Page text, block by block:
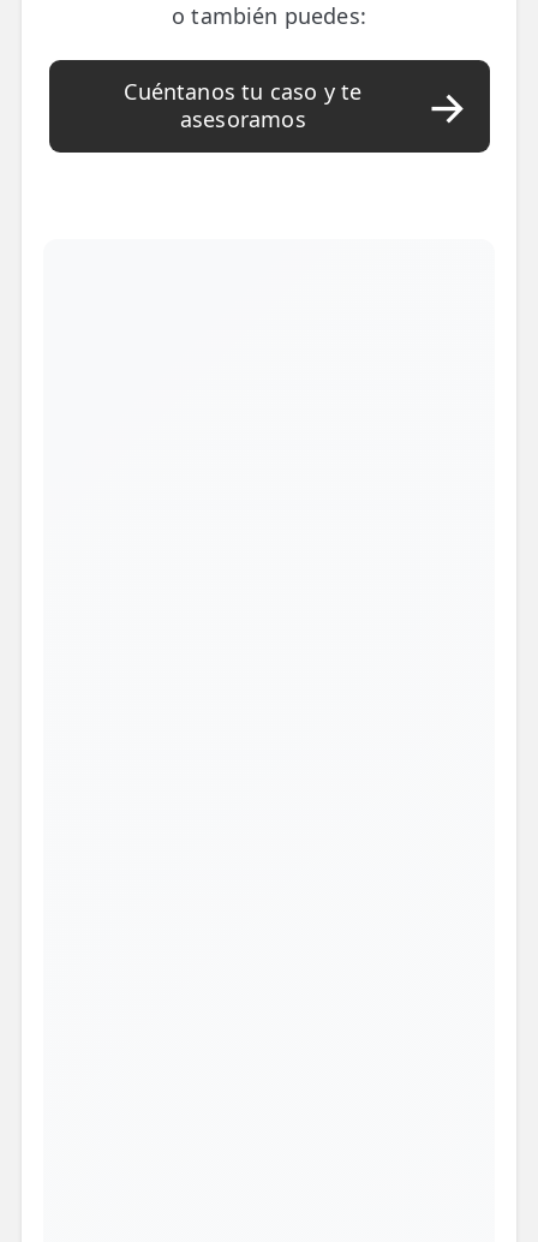
Bursitis de Hombro
Síndrome Piramidal
Tendinitis de Aquiles
o también puedes:
Cuéntanos tu caso y te
asesoramos